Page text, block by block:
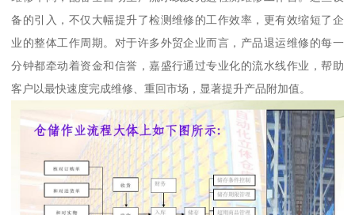
备的引入，不仅大幅提升了检测维修的工作效率，更有效缩短了企
业的整体工作周期。对于许多外贸企业而言，产品退运维修的每一
分钟都牵动着资金和信誉，嘉盛行通过专业化的流水线作业，帮助
客户以最快速度完成维修、重回市场，显著提升产品附加值。